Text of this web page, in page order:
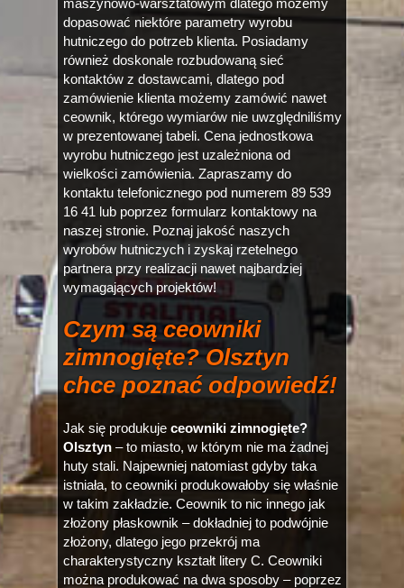
maszynowo-warsztatowym dlatego możemy
dopasować niektóre parametry wyrobu
hutniczego do potrzeb klienta. Posiadamy
również doskonale rozbudowaną sieć
kontaktów z dostawcami, dlatego pod
zamówienie klienta możemy zamówić nawet
ceownik, którego wymiarów nie uwzględniliśmy
w prezentowanej tabeli. Cena jednostkowa
wyrobu hutniczego jest uzależniona od
wielkości zamówienia. Zapraszamy do
kontaktu telefonicznego pod numerem 89 539
16 41 lub poprzez formularz kontaktowy na
naszej stronie. Poznaj jakość naszych
wyrobów hutniczych i zyskaj rzetelnego
partnera przy realizacji nawet najbardziej
wymagających projektów!
Czym są ceowniki
zimnogięte? Olsztyn
chce poznać odpowiedź!
Jak się produkuje ceowniki zimnogięte?
Olsztyn – to miasto, w którym nie ma żadnej
huty stali. Najpewniej natomiast gdyby taka
istniała, to ceowniki produkowałoby się właśnie
w takim zakładzie. Ceownik to nic innego jak
złożony płaskownik – dokładniej to podwójnie
złożony, dlatego jego przekrój ma
charakterystyczny kształt litery C. Ceowniki
można produkować na dwa sposoby – poprzez